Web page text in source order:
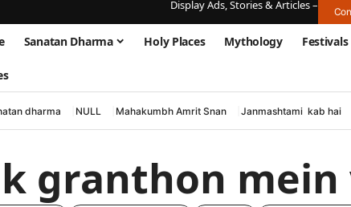
Display Ads, Stories & Articles –
Sanatan Dharma Holy Places Mythology Festivals
dharma NULL Mahakumbh Amrit Snan Janmashtami kab hai
granthon mein